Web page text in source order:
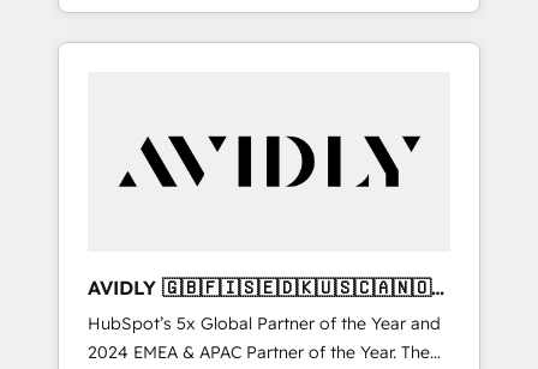
specialize in both strategic RevOps planning
and hands-on technical execution - building
Services - Managed IT (MSP) - Franchises -
Professional Services - And more! How we
Custom integrations and workflow
automation ✔️ User adoption programs,
training, and enablement Through project-
AVIDLY 🇬🇧🇫🇮🇸🇪🇩🇰🇺🇸🇨🇦🇳🇴
🇩🇪🇦🇺🇳🇿
HubSpot’s 5x Global Partner of the Year and
2024 EMEA & APAC Partner of the Year. The